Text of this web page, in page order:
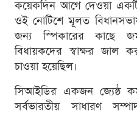
কয়েকদিন আগে দেওয়া
ওই নোটিশে মূলত
জন্য স্পিকারের কাছে
বিধায়কদের স্বাক্ষর জাল
চাওয়া হয়েছিল।
সিআইডির একজন জ্যেষ্ঠ
সর্বভারতীয় সাধারণ